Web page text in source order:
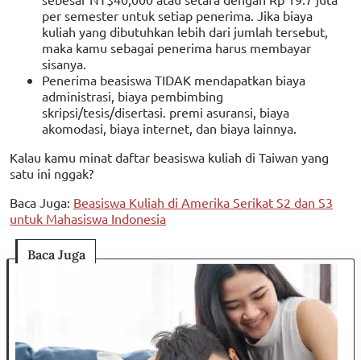
per semester untuk setiap penerima. Jika biaya
kuliah yang dibutuhkan lebih dari jumlah tersebut,
maka kamu sebagai penerima harus membayar
sisanya.
Penerima beasiswa TIDAK mendapatkan biaya
administrasi, biaya pembimbing
skripsi/tesis/disertasi. premi asuransi, biaya
akomodasi, biaya internet, dan biaya lainnya.
Kalau kamu minat daftar beasiswa kuliah di Taiwan yang
satu ini nggak?
Baca Juga: Beasiswa Kuliah di Amerika Serikat S2 dan S3
untuk Mahasiswa Indonesia
Baca Juga